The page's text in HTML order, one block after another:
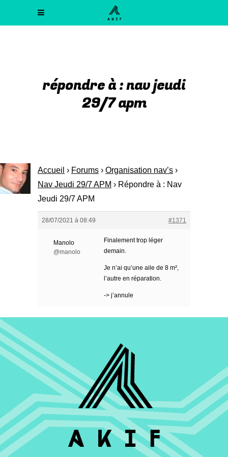
répondre à : nav jeudi
29/7 apm
Accueil › Forums › Organisation nav’s ›
Nav Jeudi 29/7 APM › Répondre à : Nav
Jeudi 29/7 APM
28/07/2021 à 08:49 #1371
Manolo
@manolo
Finalement trop léger
demain.
Je n’ai qu’une aile de 8 m²,
l’autre en réparation.
-> j’annule